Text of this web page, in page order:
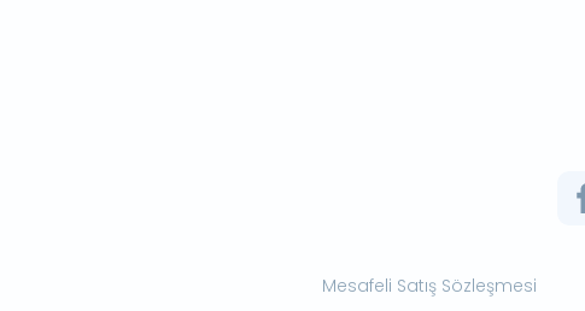
Mesafeli Satış Sözleşmesi